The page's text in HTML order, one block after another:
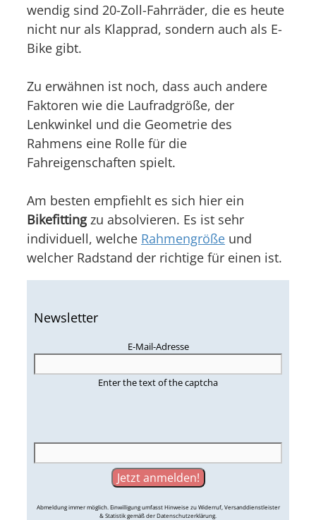
wendig sind 20-Zoll-Fahrräder, die es heute
nicht nur als Klapprad, sondern auch als E-
Bike gibt.
Zu erwähnen ist noch, dass auch andere
Faktoren wie die Laufradgröße, der
Lenkwinkel und die Geometrie des
Rahmens eine Rolle für die
Fahreigenschaften spielt.
Am besten empfiehlt es sich hier ein
Bikefittingzu absolvieren. Es ist sehr
individuell, welche Rahmengröße und
welcher Radstand der richtige für einen ist.
Newsletter
E-Mail-Adresse
Enter the text of the captcha
Abmeldung immer möglich. Einwilligung umfasst Hinweise zu Widerruf, Versanddienstleister
& Statistik gemäß der Datenschutzerklärung.